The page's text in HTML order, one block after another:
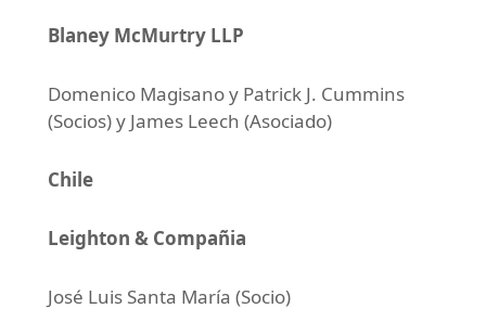
Blaney McMurtry LLP
Domenico Magisano y Patrick J. Cummins
(Socios) y James Leech (Asociado)
Chile
Leighton & Compañia
José Luis Santa María (Socio)